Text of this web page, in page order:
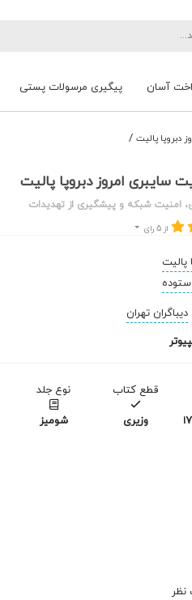
آسان پیگیری مرسولات پستی
دبروپا پالیت /
سایبری امروز دبروپا پالیت
امنیت شبکه و پیشگیری از تهدیدات
از 5 رای
پالیت
دیباگران تهران
قطع کتاب
وزیری
نوع جلد
شومیز
نظر